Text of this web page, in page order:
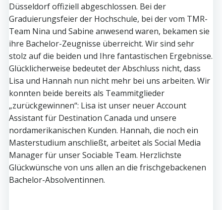
Düsseldorf offiziell abgeschlossen. Bei der
Graduierungsfeier der Hochschule, bei der vom TMR-
Team Nina und Sabine anwesend waren, bekamen sie
ihre Bachelor-Zeugnisse überreicht. Wir sind sehr
stolz auf die beiden und Ihre fantastischen Ergebnisse.
Glücklicherweise bedeutet der Abschluss nicht, dass
Lisa und Hannah nun nicht mehr bei uns arbeiten. Wir
konnten beide bereits als Teammitglieder
„zurückgewinnen“: Lisa ist unser neuer Account
Assistant für Destination Canada und unsere
nordamerikanischen Kunden. Hannah, die noch ein
Masterstudium anschließt, arbeitet als Social Media
Manager für unser Sociable Team. Herzlichste
Glückwünsche von uns allen an die frischgebackenen
Bachelor-Absolventinnen.